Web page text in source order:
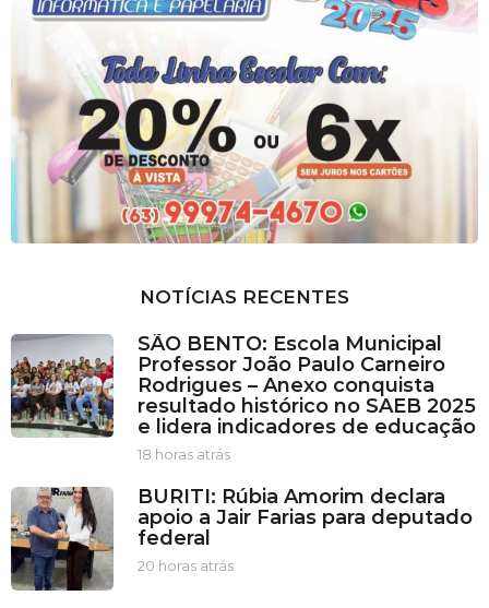
NOTÍCIAS RECENTES
SÃO BENTO: Escola Municipal
Professor João Paulo Carneiro
Rodrigues – Anexo conquista
resultado histórico no SAEB 2025
e lidera indicadores de educação
18 horas atrás1
h
o
BURITI: Rúbia Amorim declara
apoio a Jair Farias para deputado
federal
20 horas atrás2